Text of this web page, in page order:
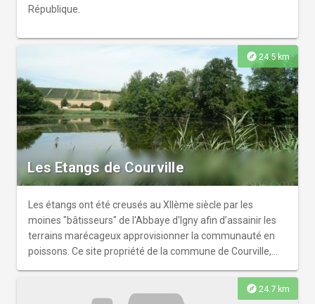
République.
explore 24.5 km
Les Etangs de Courville
Les étangs ont été creusés au XIIème siècle par les
moines "bâtisseurs" de l'Abbaye d'Igny afin d’assainir les
terrains marécageux approvisionner la communauté en
poissons. Ce site propriété de la commune de Courville,
étangs et trois mares, il abrite 118 espèces d'oiseaux, 7
espèces d'amphibiens et plus de 160 espèces végétales.
explore 24.7 km